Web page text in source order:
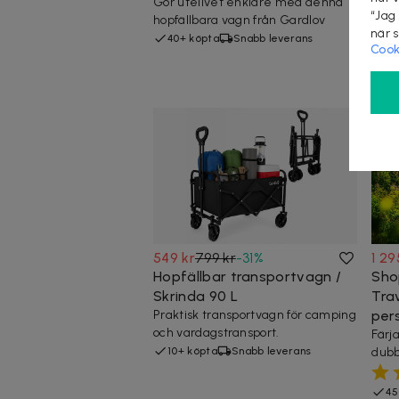
hopfällbara vagn från Gardlov
40+ köpta Snabb leverans
549 kr799 kr-31%
Hopfällbar transportvagn /
Skrinda 90 L
Praktisk transportvagn för camping
och vardagstransport.
10+ köpta Snabb leverans
1
när